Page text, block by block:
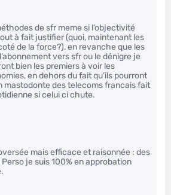
de sfr meme si l’objectivité
à fait justifier (quoi, maintenant les
de la force?), en revanche que les
vers sfr ou le dénigre je
bien les premiers à voir les
en dehors du fait qu’ils pourront
mastodonte des telecoms francais fait
si celui ci chute.
mais efficace et raisonnée : des
je suis 100% en approbation